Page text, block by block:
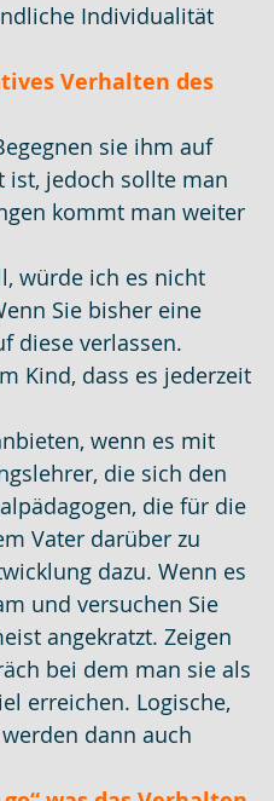
Individualität
Verhalten des
sie ihm auf
ist, jedoch sollte man
kommt man weiter
würde ich es nicht
Sie bisher eine
diese verlassen.
Kind, dass es jederzeit
wenn es mit
die sich den
die für die
Vater darüber zu
dazu. Wenn es
und versuchen Sie
angekratzt. Zeigen
bei dem man sie als
erreichen. Logische,
dann auch